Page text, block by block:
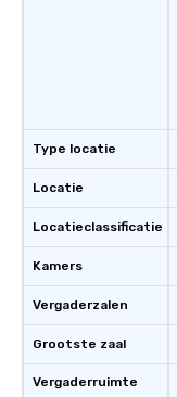
Type locatie
Locatie
Locatieclassificatie
Kamers
Vergaderzalen
Grootste zaal
Vergaderruimte